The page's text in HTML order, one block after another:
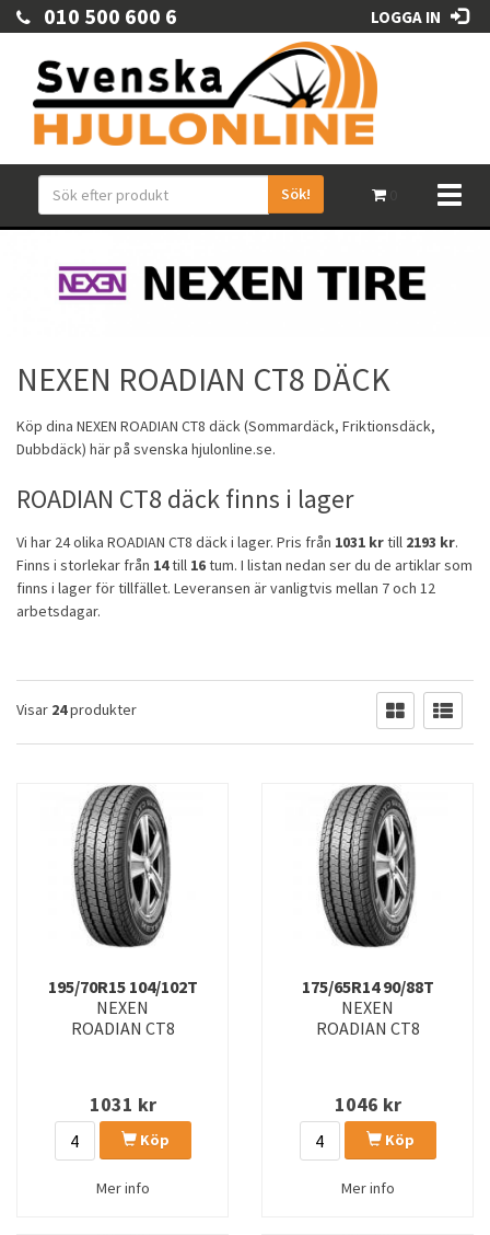
010 500 600 6 LOGGA IN
Sök!
NEXEN ROADIAN CT8 DÄCK
Köp dina NEXEN ROADIAN CT8 däck (Sommardäck, Friktionsdäck,
Dubbdäck) här på svenska hjulonline.se.
ROADIAN CT8 däck finns i lager
Vi har 24 olika ROADIAN CT8 däck i lager. Pris från 1031 krtill 2193 kr.
Finns i storlekar från 14till 16tum. I listan nedan ser du de artiklar som
finns i lager för tillfället. Leveransen är vanligtvis mellan 7 och 12
arbetsdagar.
Visar 24produkter
195/70R15 104/102T
NEXEN
ROADIAN CT8
1031 kr
Köp
Mer info
175/65R14 90/88T
NEXEN
ROADIAN CT8
1046 kr
Köp
Mer info